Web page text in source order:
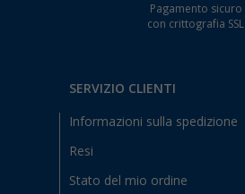
Pagamento sicuro
con crittografia SSL
SERVIZIO CLIENTI
Informazioni sulla spedizione
Resi
Stato del mio ordine